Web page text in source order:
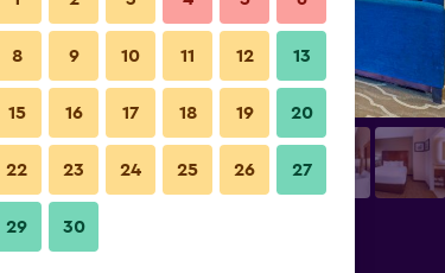
Lobby
Fotos
8 9 10 11 12 13
15 16 17 18 19 20
22 23 24 25 26 27
29 30